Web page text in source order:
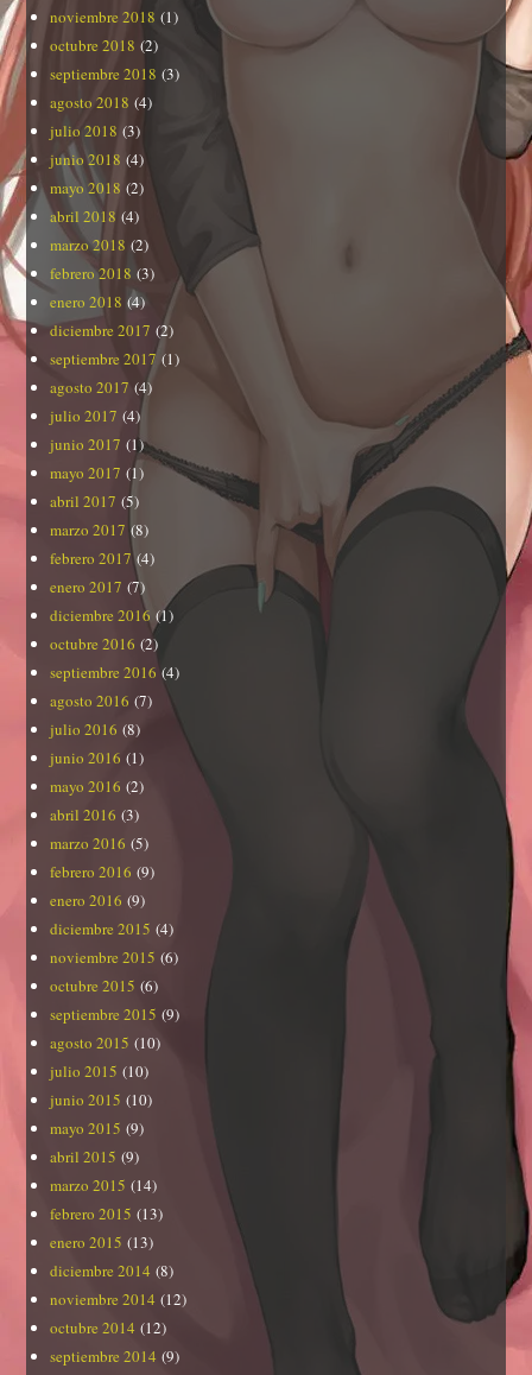
noviembre 2018 (1)
octubre 2018 (2)
septiembre 2018 (3)
agosto 2018 (4)
julio 2018 (3)
junio 2018 (4)
mayo 2018 (2)
abril 2018 (4)
marzo 2018 (2)
febrero 2018 (3)
enero 2018 (4)
diciembre 2017 (2)
septiembre 2017 (1)
agosto 2017 (4)
julio 2017 (4)
junio 2017 (1)
mayo 2017 (1)
abril 2017 (5)
marzo 2017 (8)
febrero 2017(4)
enero 2017 (7)
diciembre 2016 (1)
octubre 2016 (2)
septiembre 2016 (4)
agosto 2016 (7)
julio 2016 (8)
junio 2016 (1)
mayo 2016 (2)
abril 2016 (3)
marzo 2016 (5)
febrero 2016 (9)
enero 2016 (9)
diciembre 2015 (4)
noviembre 2015 (6)
octubre 2015 (6)
septiembre 2015 (9)
agosto 2015 (10)
julio 2015 (10)
junio 2015 (10)
mayo 2015 (9)
abril 2015 (9)
marzo 2015 (14)
febrero 2015 (13)
enero 2015 (13)
diciembre 2014 (8)
noviembre 2014 (12)
octubre 2014 (12)
septiembre 2014 (9)